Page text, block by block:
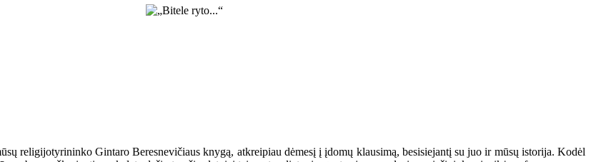
religijotyrininko Gintaro Beresnevičiaus knygą, atkreipiau dėmesį į įdomų klausimą, besisiejantį su juo ir mūsų istorija. Kodėl